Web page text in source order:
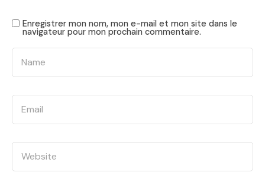
Enregistrer mon nom, mon e-mail et mon site dans le
navigateur pour mon prochain commentaire.